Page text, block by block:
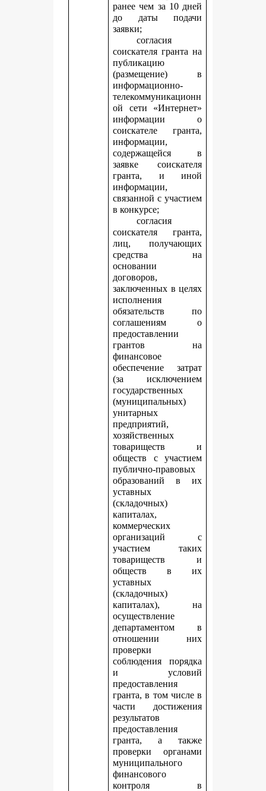
ранее чем за 10 дней
до даты подачи
заявки;
согласия
соискателя гранта на
публикацию
(размещение) в
информационно-
телекоммуникационн
ой сети «Интернет»
информации о
соискателе гранта,
информации,
содержащейся в
заявке соискателя
гранта, и иной
информации,
связанной с участием
в конкурсе;
согласия
соискателя гранта,
лиц, получающих
средства на
основании
договоров,
заключенных в целях
исполнения
обязательств по
соглашениям о
предоставлении
грантов на
финансовое
обеспечение затрат
(за исключением
государственных
(муниципальных)
унитарных
предприятий,
хозяйственных
товариществ и
обществ с участием
публично-правовых
образований в их
уставных
(складочных)
капиталах,
коммерческих
организаций с
участием таких
товариществ и
обществ в их
уставных
(складочных)
капиталах), на
осуществление
департаментом в
отношении них
проверки
соблюдения порядка
и условий
предоставления
гранта, в том числе в
части достижения
результатов
предоставления
гранта, а также
проверки органами
муниципального
финансового
контроля в